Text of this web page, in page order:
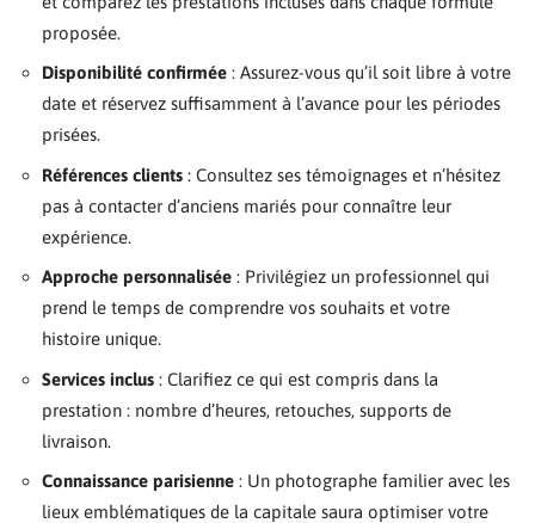
proposée.
Disponibilité confirmée : Assurez-vous qu’il soit libre à votre
date et réservez suffisamment à l’avance pour les périodes
prisées.
Références clients : Consultez ses témoignages et n’hésitez
pas à contacter d’anciens mariés pour connaître leur
expérience.
Approche personnalisée : Privilégiez un professionnel qui
prend le temps de comprendre vos souhaits et votre
histoire unique.
Services inclus : Clarifiez ce qui est compris dans la
prestation : nombre d’heures, retouches, supports de
livraison.
Connaissance parisienne : Un photographe familier avec les
lieux emblématiques de la capitale saura optimiser votre